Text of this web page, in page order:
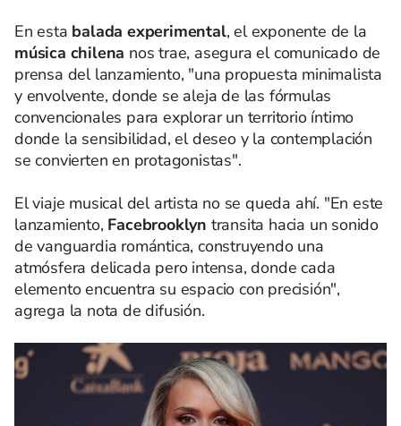
En esta balada experimental, el exponente de la
música chilena nos trae, asegura el comunicado de
prensa del lanzamiento, "una propuesta minimalista
y envolvente, donde se aleja de las fórmulas
convencionales para explorar un territorio íntimo
donde la sensibilidad, el deseo y la contemplación
se convierten en protagonistas".
El viaje musical del artista no se queda ahí. "En este
lanzamiento, Facebrooklyn transita hacia un sonido
de vanguardia romántica, construyendo una
atmósfera delicada pero intensa, donde cada
elemento encuentra su espacio con precisión",
agrega la nota de difusión.